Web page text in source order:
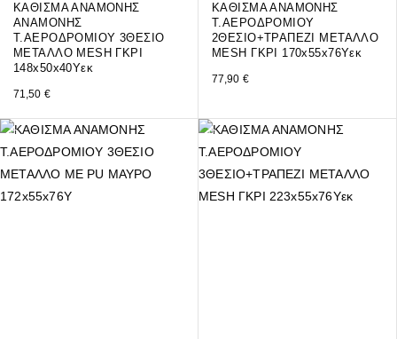
ΚΑΘΙΣΜΑ ΑΝΑΜΟΝΗΣ
ΑΝΑΜΟΝΗΣ
Τ.ΑΕΡΟΔΡΟΜΙΟΥ 3ΘΕΣΙΟ
ΜΕΤΑΛΛΟ MESH ΓΚΡΙ
148x50x40Υεκ
71,50 €
ΚΑΘΙΣΜΑ ΑΝΑΜΟΝΗΣ
Τ.ΑΕΡΟΔΡΟΜΙΟΥ
2ΘΕΣΙΟ+ΤΡΑΠΕΖΙ ΜΕΤΑΛΛΟ
MESH ΓΚΡΙ 170x55x76Υεκ
77,90 €